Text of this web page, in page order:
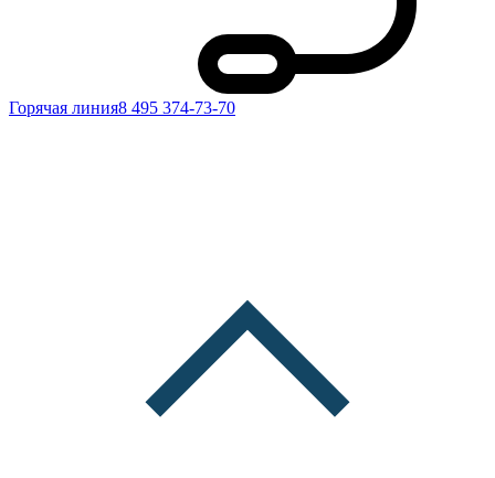
Горячая линия8 495 374-73-70